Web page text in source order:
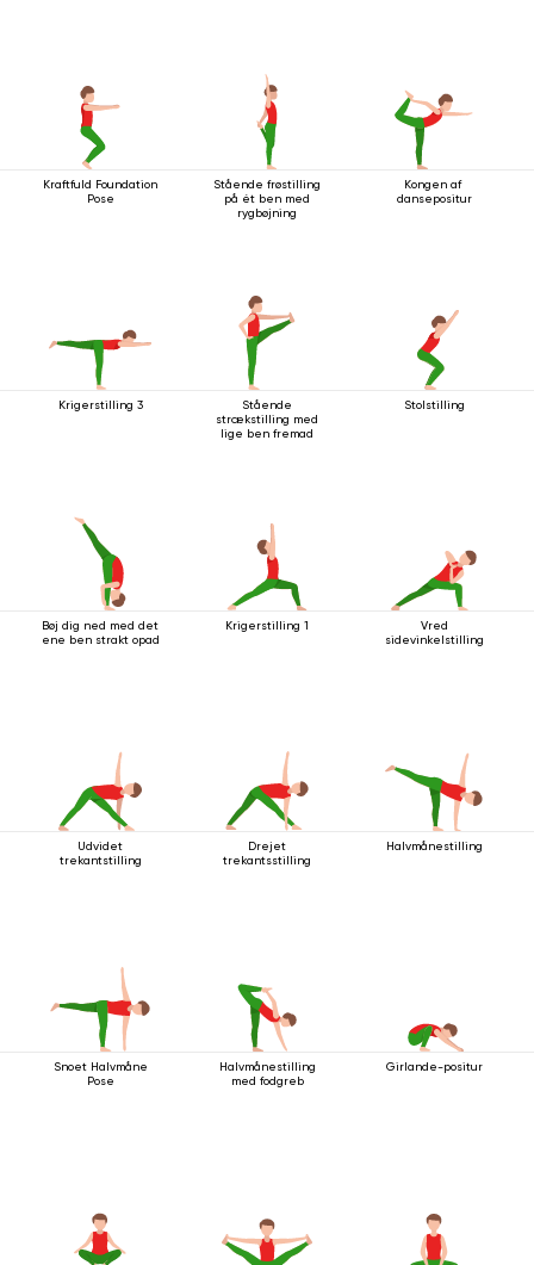
Kraftfuld Foundation
Pose
Stående frøstilling
på ét ben med
rygbøjning
Kongen af ​​
dansepositur
Krigerstilling 3
Stående
strækstilling med
lige ben fremad
Stolstilling
Bøj dig ned med det
ene ben strakt opad
Krigerstilling 1
Vred
sidevinkelstilling
Udvidet
trekantstilling
Drejet
trekantsstilling
Halvmånestilling
Snoet Halvmåne
Pose
Halvmånestilling
med fodgreb
Girlande-positur